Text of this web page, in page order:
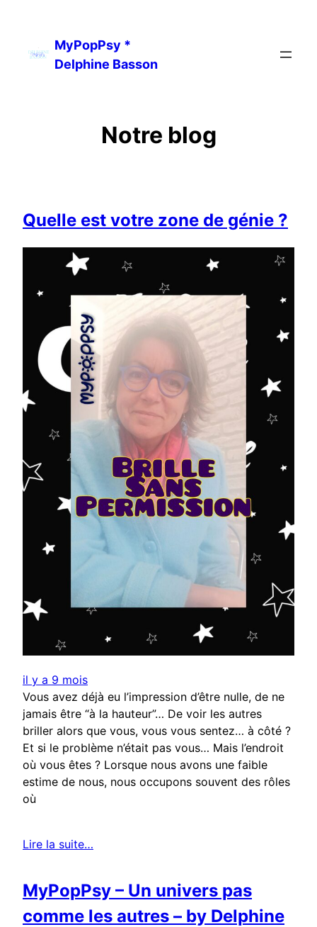
contenu MyPopPsy *
Delphine Basson
Notre blog
Quelle est votre zone de génie ?
il y a 9 mois
Vous avez déjà eu l’impression d’être nulle, de ne
jamais être “à la hauteur”… De voir les autres
briller alors que vous, vous vous sentez… à côté ?
Et si le problème n’était pas vous… Mais l’endroit
où vous êtes ? Lorsque nous avons une faible
estime de nous, nous occupons souvent des rôles
où
Lire la suite…
MyPopPsy – Un univers pas
comme les autres – by Delphine